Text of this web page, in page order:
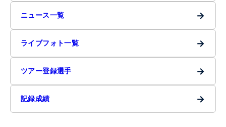
ニュース一覧 →
ライブフォト一覧 →
ツアー登録選手 →
記録成績 →